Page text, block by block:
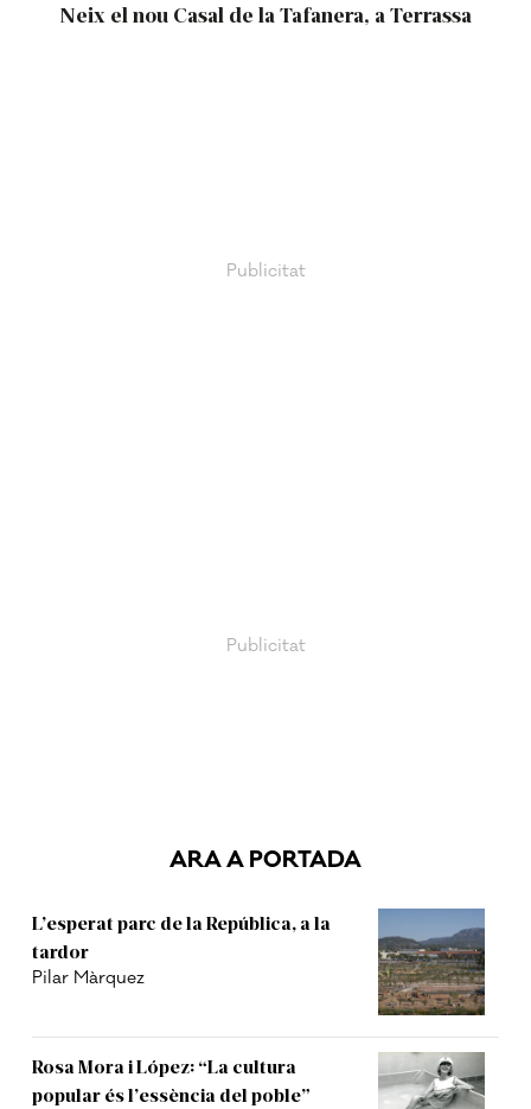
Neix el nou Casal de la Tafanera, a Terrassa
ARA A PORTADA
L’esperat parc de la República, a la
tardor
Pilar Màrquez
Rosa Mora i López: “La cultura
popular és l’essència del poble”